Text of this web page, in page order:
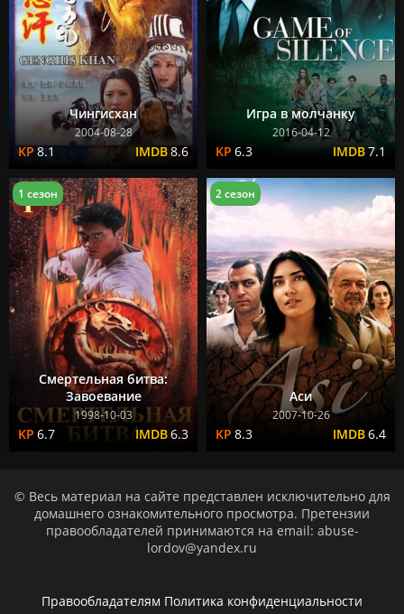
Чингисхан
2004-08-28
8.1 8.6
Игра в молчанку
2016-04-12
6.3 7.1
Смертельная битва:
Завоевание
1998-10-03
6.7 6.3
1 сезон
Аси
2007-10-26
8.3 6.4
2 сезон
© Весь материал на сайте представлен исключительно для
домашнего ознакомительного просмотра. Претензии
правообладателей принимаются на email: abuse-
lordov@yandex.ru
Правообладателям Политика конфиденциальности